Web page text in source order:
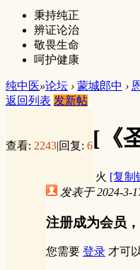
秉持纯正
辨证论治
敬畏生命
呵护健康
纯中医»论坛 › 蒙城郎中 ›
返回列表 发新帖
查看: 2243|回复: 6[《
火 [复制
发表于 2024-3-
注册成为会员
您需要 登录 才可